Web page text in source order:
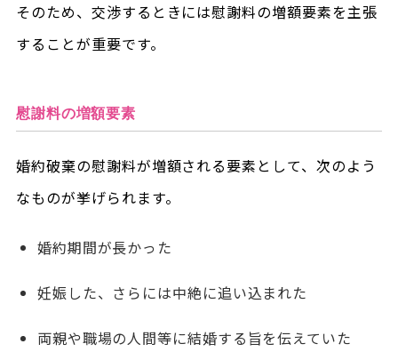
そのため、交渉するときには慰謝料の増額要素を主張
することが重要です。
慰謝料の増額要素
婚約破棄の慰謝料が増額される要素として、次のよう
なものが挙げられます。
婚約期間が長かった
妊娠した、さらには中絶に追い込まれた
両親や職場の人間等に結婚する旨を伝えていた